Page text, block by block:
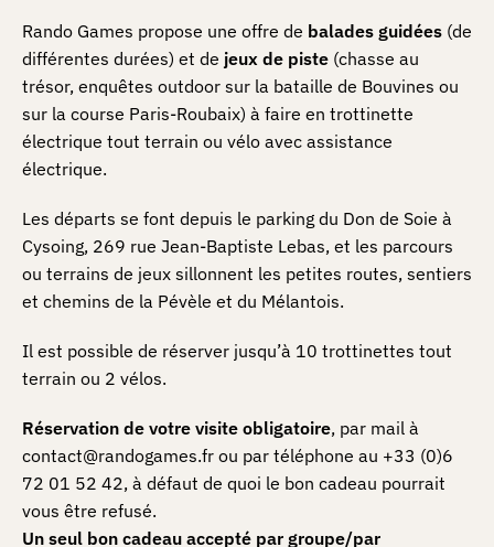
Rando Games propose une offre de balades guidées (de
différentes durées) et de jeux de piste (chasse au
trésor, enquêtes outdoor sur la bataille de Bouvines ou
sur la course Paris-Roubaix) à faire en trottinette
électrique tout terrain ou vélo avec assistance
électrique.
Les départs se font depuis le parking du Don de Soie à
Cysoing, 269 rue Jean-Baptiste Lebas, et les parcours
ou terrains de jeux sillonnent les petites routes, sentiers
et chemins de la Pévèle et du Mélantois.
Il est possible de réserver jusqu’à 10 trottinettes tout
terrain ou 2 vélos.
Réservation de votre visite obligatoire, par mail à
contact@randogames.fr ou par téléphone au +33 (0)6
72 01 52 42, à défaut de quoi le bon cadeau pourrait
vous être refusé.
Un seul bon cadeau accepté par groupe/par